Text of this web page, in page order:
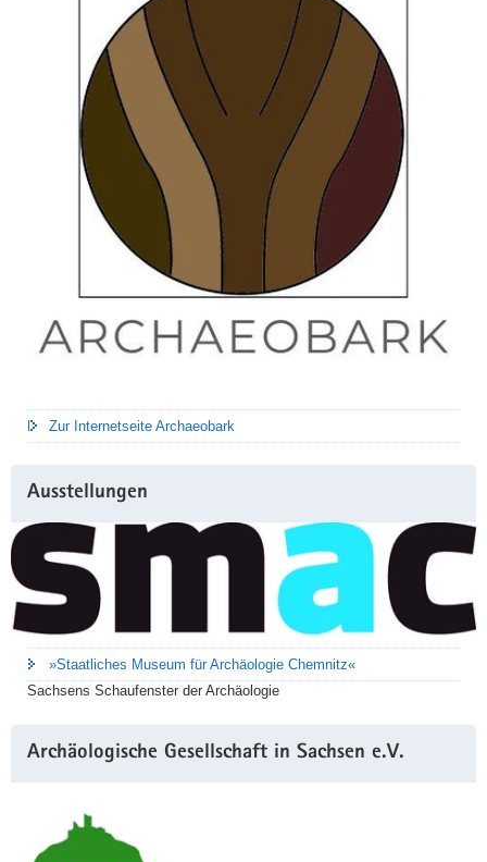
Zur Internetseite Archaeobark
Ausstellungen
»Staatliches Museum für Archäologie Chemnitz«
Sachsens Schaufenster der Archäologie
Archäologische Gesellschaft in Sachsen e.V.